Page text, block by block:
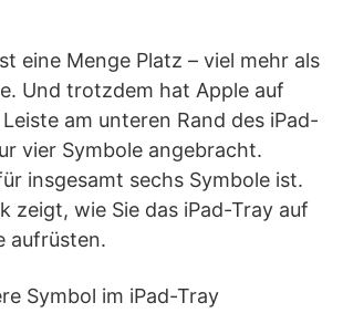
eine Menge Platz – viel mehr als
Und trotzdem hat Apple auf
am unteren Rand des iPad-
vier Symbole angebracht.
insgesamt sechs Symbole ist.
zeigt, wie Sie das iPad-Tray auf
aufrüsten.
Symbol im iPad-Tray